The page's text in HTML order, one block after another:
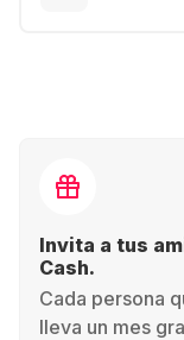
Invita a tus
Cash.
Cada persona
lleva un mes